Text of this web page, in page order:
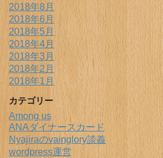
2018年8月
2018年6月
2018年5月
2018年4月
2018年3月
2018年2月
2018年1月
カテゴリー
Among us
ANAダイナースカード
Nyajiraのvainglory談義
wordpress運営